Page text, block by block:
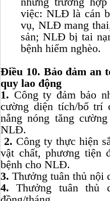
việc: NLĐ là cán
vụ, NLĐ mang
sản; NLĐ bị tai
bệnh hiểm nghèo.
Điều 10. Bảo đảm an
quy lao động
1. Công ty đảm bảo
cường diện tích/bố trí
nắng nóng tăng
NLĐ.
2. Công ty thực hiện
vật chất, phương tiện
bệnh cho NLĐ.
3. Thưởng tuân thủ nội
4. Thưởng tuân thủ